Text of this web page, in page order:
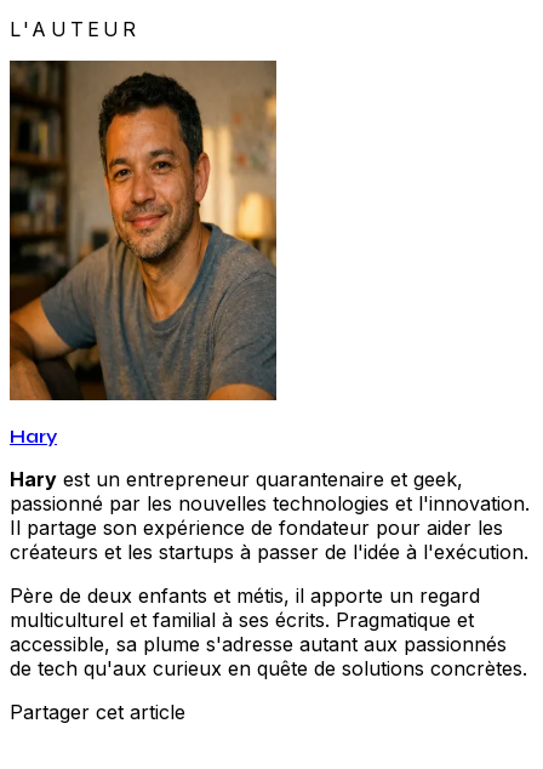
L'AUTEUR
Hary
Hary est un entrepreneur quarantenaire et geek,
passionné par les nouvelles technologies et l'innovation.
Il partage son expérience de fondateur pour aider les
créateurs et les startups à passer de l'idée à l'exécution.
Père de deux enfants et métis, il apporte un regard
multiculturel et familial à ses écrits. Pragmatique et
accessible, sa plume s'adresse autant aux passionnés
de tech qu'aux curieux en quête de solutions concrètes.
Partager cet article